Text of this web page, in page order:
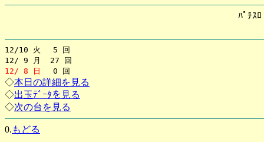
ﾊﾟﾁｽ
12/10 火 5 回
12/ 9 月 27 回
12/ 8 日
0 回
◇本日の詳細を見る
◇出玉ﾃﾞｰﾀを見る
◇次の台を見る
0. もどる